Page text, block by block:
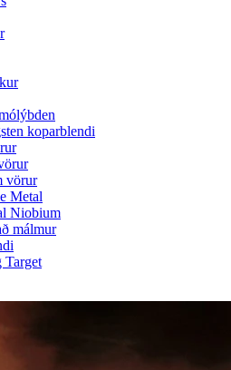
koparblendi
vörur
Metal
Niobium
málmur
Target